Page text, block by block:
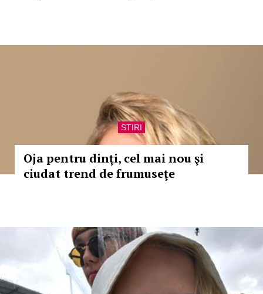
STIRI
Oja pentru dinți, cel mai nou şi
ciudat trend de frumuseţe